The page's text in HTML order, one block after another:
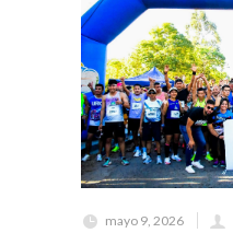
mayo 9, 2026